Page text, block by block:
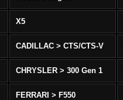
X5
CADILLAC > CTS/CTS-V
CHRYSLER > 300 Gen 1
FERRARI > F550